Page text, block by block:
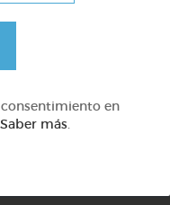
Quiz
en
Saber más.